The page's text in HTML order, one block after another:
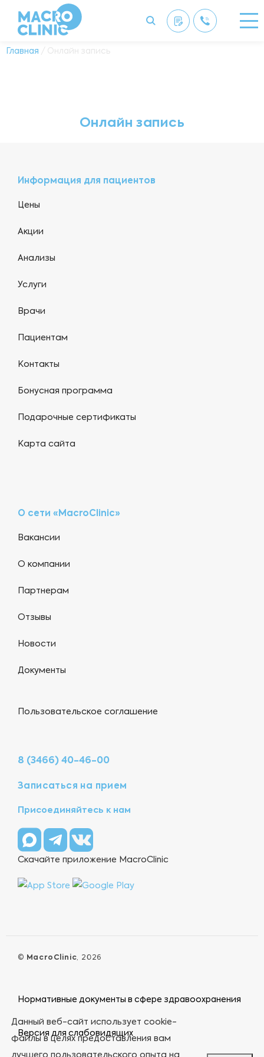
Главная / Онлайн запись
Онлайн запись
Информация для пациентов
Цены
Акции
Анализы
Услуги
Врачи
Пациентам
Контакты
Бонусная программа
Подарочные сертификаты
Карта сайта
О сети «MacroClinic»
Вакансии
О компании
Партнерам
Отзывы
Новости
Документы
Пользовательское соглашение
8 (3466) 40-46-00
Записаться на прием
Присоединяйтесь к нам
Скачайте приложение MacroClinic
© MacroClinic, 2026
Нормативные документы в сфере здравоохранения
Версия для слабовидящих
Данный веб-сайт использует cookie-
файлы в целях предоставления вам
лучшего пользовательского опыта на